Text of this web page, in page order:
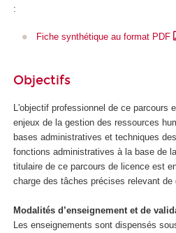
:
Fiche synthétique au format PDF
Objectifs
L'objectif professionnel de ce parcours
enjeux de la gestion des ressources
bases administratives et techniques
fonctions administratives à la base de
titulaire de ce parcours de licence est
charge des tâches précises relevant de
Modalités d’enseignement et de
Les enseignements sont dispensés